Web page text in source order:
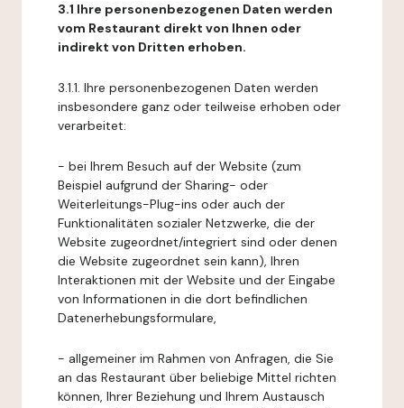
3.1 Ihre personenbezogenen Daten werden
vom Restaurant direkt von Ihnen oder
indirekt von Dritten erhoben.
3.1.1. Ihre personenbezogenen Daten werden
insbesondere ganz oder teilweise erhoben oder
verarbeitet:
- bei Ihrem Besuch auf der Website (zum
Beispiel aufgrund der Sharing- oder
Weiterleitungs-Plug-ins oder auch der
Funktionalitäten sozialer Netzwerke, die der
Website zugeordnet/integriert sind oder denen
die Website zugeordnet sein kann), Ihren
Interaktionen mit der Website und der Eingabe
von Informationen in die dort befindlichen
Datenerhebungsformulare,
- allgemeiner im Rahmen von Anfragen, die Sie
an das Restaurant über beliebige Mittel richten
können, Ihrer Beziehung und Ihrem Austausch